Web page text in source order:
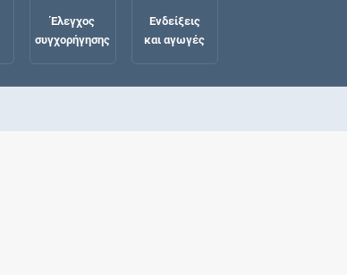
Έλεγχος
συγχορήγησης
Ενδείξεις
και αγωγές